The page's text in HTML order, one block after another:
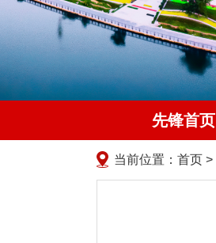
先锋首页
当前位置： 首页 >